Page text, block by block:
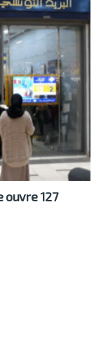
ouvre 127